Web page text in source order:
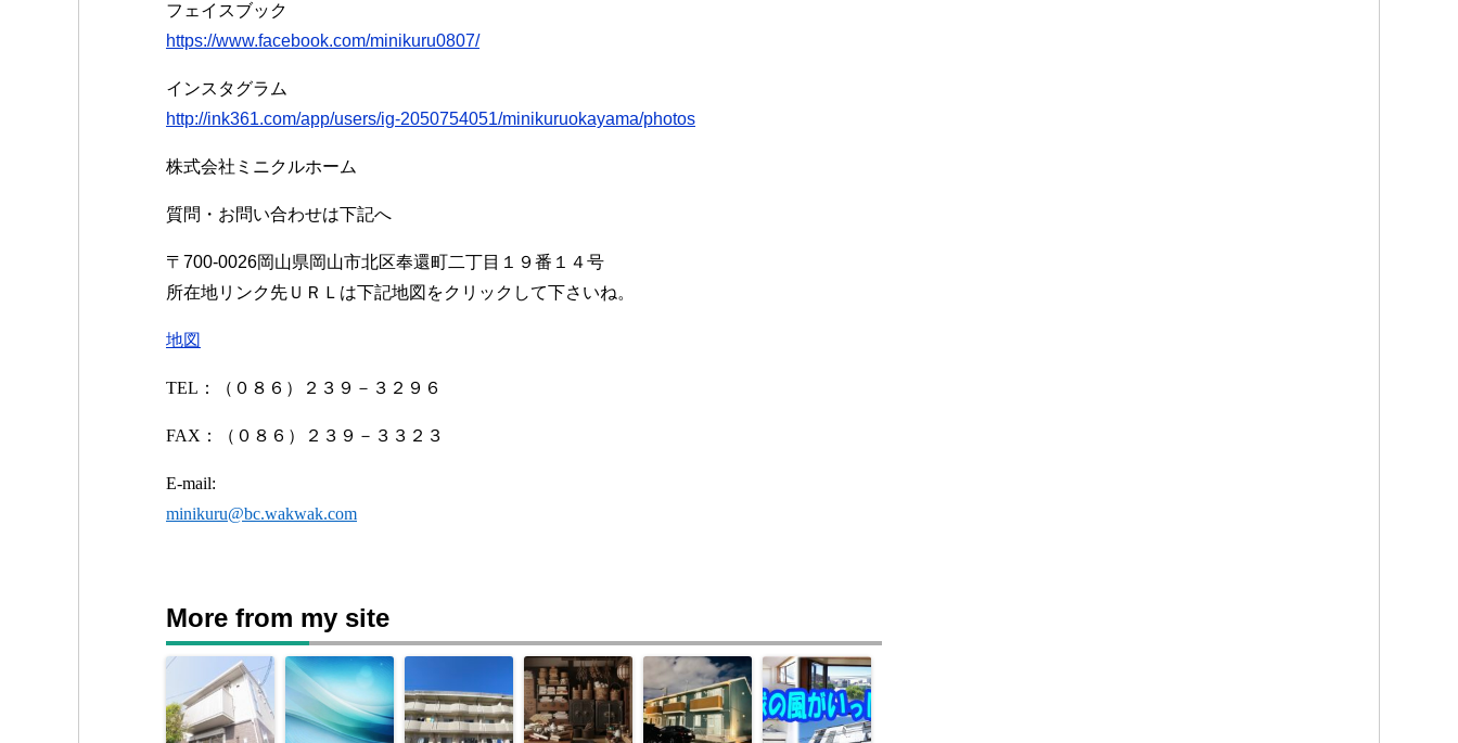
フェイスブック
https://www.facebook.com/minikuru0807/
インスタグラム
http://ink361.com/app/users/ig-2050754051/minikuruokayama/photos
株式会社ミニクルホーム
質問・お問い合わせは下記へ
〒700-0026岡山県岡山市北区奉還町二丁目１９番１４号
所在地リンク先ＵＲＬは下記地図をクリックして下さいね。
地図
TEL ：（０８６）２３９－３２９６
FAX ：（０８６）２３９－３３２３
E-mail:
minikuru@bc.wakwak.com
More from my site